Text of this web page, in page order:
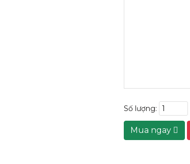
Số lượng:
Mua ngay